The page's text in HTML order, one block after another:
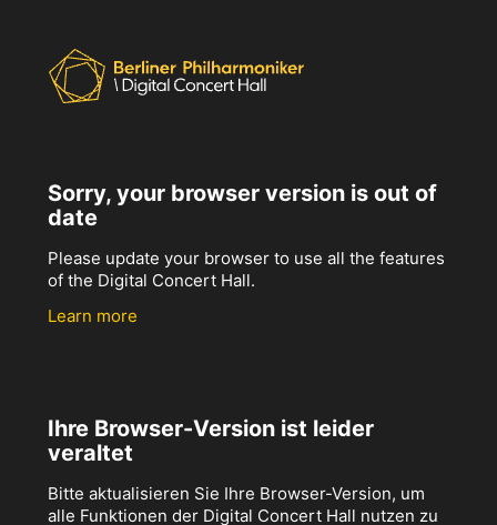
Sorry, your browser version is out of
date
Please update your browser to use all the features
of the Digital Concert Hall.
Learn more
Ihre Browser-Version ist leider
veraltet
Bitte aktualisieren Sie Ihre Browser-Version, um
alle Funktionen der Digital Concert Hall nutzen zu